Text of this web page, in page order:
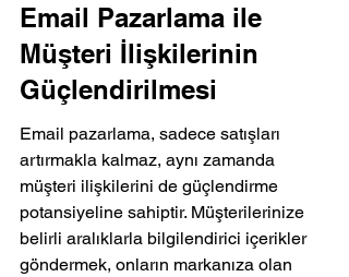
Email Pazarlama ile
Müşteri İlişkilerinin
Güçlendirilmesi
Email pazarlama, sadece satışları
artırmakla kalmaz, aynı zamanda
müşteri ilişkilerini de güçlendirme
potansiyeline sahiptir. Müşterilerinize
belirli aralıklarla bilgilendirici içerikler
göndermek, onların markanıza olan